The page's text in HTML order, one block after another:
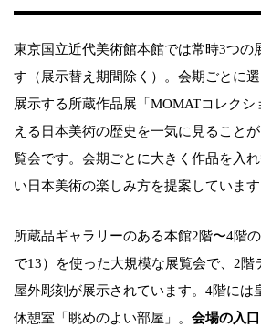
東京国立近代美術館本館では常時3つの
す（展示替え期間除く）。会期ごとに
展示する所蔵作品展「MOMATコレクシ
える日本美術の歴史を一気に見ること
覧会です。会期ごとに大きく作品を入
い日本美術の楽しみ方を提案しています
所蔵品ギャラリーのある本館2階〜4階
で13）を使った大規模な展覧会で、2階
屋外彫刻が展示されています。4階には
休憩室「眺めのよい部屋」。 会場の入